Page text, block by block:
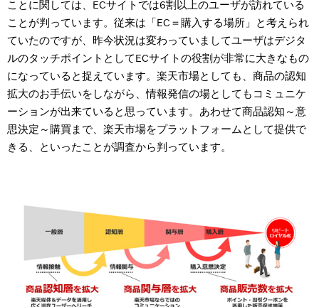
ことに関しては、ECサイトでは6割以上のユーザが訪れている
ことが判っています。従来は「EC＝購入する場所」と考えられ
ていたのですが、昨今状況は変わっていましてユーザはデジタ
ルのタッチポイントとしてECサイトの役割が非常に大きなもの
になっていると捉えています。楽天市場としても、商品の認知
拡大のお手伝いをしながら、情報発信の場としてもコミュニケ
ーションが出来ていると思っています。あわせて商品認知～意
思決定～購買まで、楽天市場をプラットフォームとして提供で
きる、といったことが調査から判っています。